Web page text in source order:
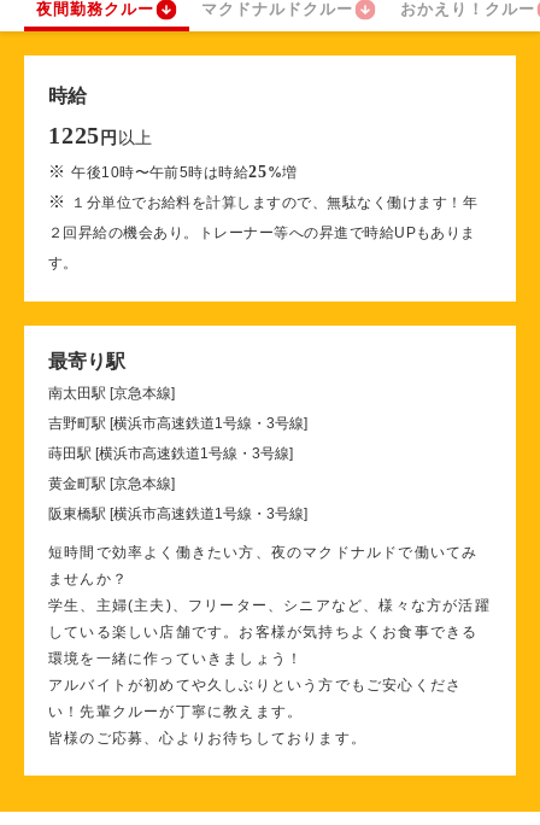
夜間勤務クルー マクドナルドクルー おかえり！クルー
時給
1225 円 以上
※午後10時〜午前5時は時給25%増
※
１分単位でお給料を計算しますので、無駄なく働けます！年
２回昇給の機会あり。トレーナー等への昇進で時給UPもありま
す。
最寄り駅
南太田駅 [京急本線]
吉野町駅 [横浜市高速鉄道1号線・3号線]
蒔田駅 [横浜市高速鉄道1号線・3号線]
黄金町駅 [京急本線]
阪東橋駅 [横浜市高速鉄道1号線・3号線]
短時間で効率よく働きたい方、夜のマクドナルドで働いてみ
ませんか？
学生、主婦(主夫)、フリーター、シニアなど、様々な方が活躍
している楽しい店舗です。お客様が気持ちよくお食事できる
環境を一緒に作っていきましょう！
アルバイトが初めてや久しぶりという方でもご安心くださ
い！先輩クルーが丁寧に教えます。
皆様のご応募、心よりお待ちしております。